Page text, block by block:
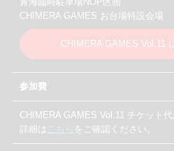
CHIMERA GAMES お台場特設会場
CHIMERA GAMES Vol.11
参加費
CHIMERA GAMES Vol.11 チケット代
詳細は こちら をご確認ください。